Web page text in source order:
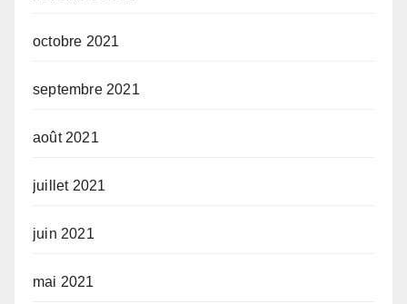
octobre 2021
septembre 2021
août 2021
juillet 2021
juin 2021
mai 2021